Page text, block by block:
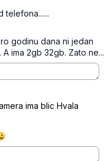
telefona......
godinu dana ni jedan
ima 2gb 32gb. Zato ne...
ima blic Hvala